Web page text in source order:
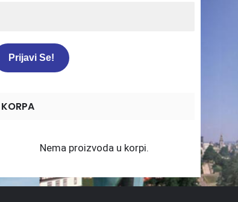
KORPA
Nema proizvoda u korpi.